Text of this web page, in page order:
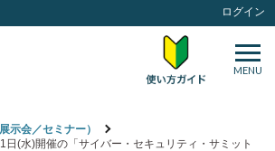
ログイン
MENU
示会／セミナー）
日(水)開催の「サイバー・セキュリティ・サミット